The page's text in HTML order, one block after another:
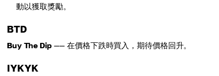
動以獲取獎勵。
BTD
Buy The Dip—— 在價格下跌時買入，期待價格回升。
IYKYK